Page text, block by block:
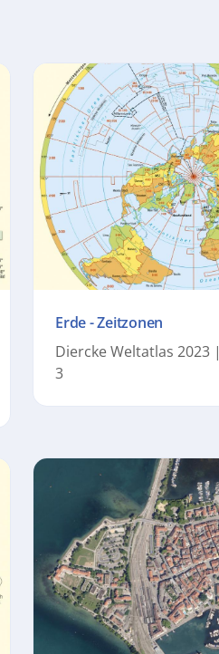
Erde - Zeitzonen
Diercke Weltatlas 2023
3